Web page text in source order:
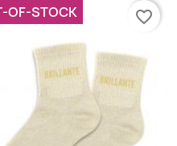
OF-STOCK favorite_border